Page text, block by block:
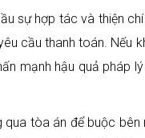
sự hợp tác và thiện
cầu thanh toán. Nếu
mạnh hậu quả pháp
tòa án để buộc